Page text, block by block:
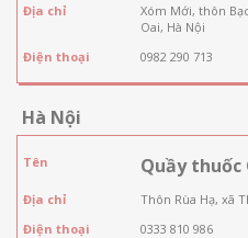
Địa chỉ
Xóm Mới, thôn
Oai, Hà Nội
Điện thoại
0982 290 713
Hà Nội
Tên Quầy thuốc
Địa chỉ
Thôn Rùa Hạ, xã
Điện thoại
0333 810 986